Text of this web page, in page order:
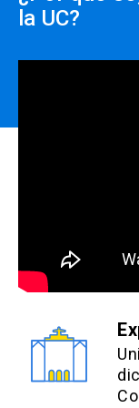
5%
la UC?